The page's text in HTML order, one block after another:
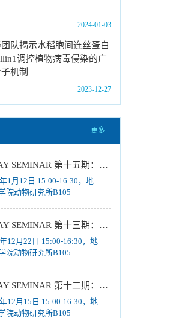
18]
所2024年招收春季入学博
示[2023-12-01]
2024年招收攻读博士学
18]
硕士（含直博）研究生第
10-17]
院杰出科技成就奖的拟
2024年推免生放弃拟录
2024-01-03
队揭示水稻胞间连丝蛋白
调控植物病毒侵染的广
机制
2023-12-27
更多 +
IOZ FRIDAY SEMINAR 第十五期：Neuronal diversification, specification and function in the hypothalamus、本能行为调控的嗅觉神经编码机制
1月12日 15:00-16:30，地
院动物研究所B105
IOZ FRIDAY SEMINAR 第十三期：上皮类器官系统构建之组织力的协调与细胞应答解析、利用表观基因组编辑技术调控基因表达
12月22日 15:00-16:30，地
院动物研究所B105
IOZ FRIDAY SEMINAR 第十二期：动物月节律和年节律的奥秘探究、功能性毛细血管网络的体外构建及应用
12月15日 15:00-16:30，地
院动物研究所B105